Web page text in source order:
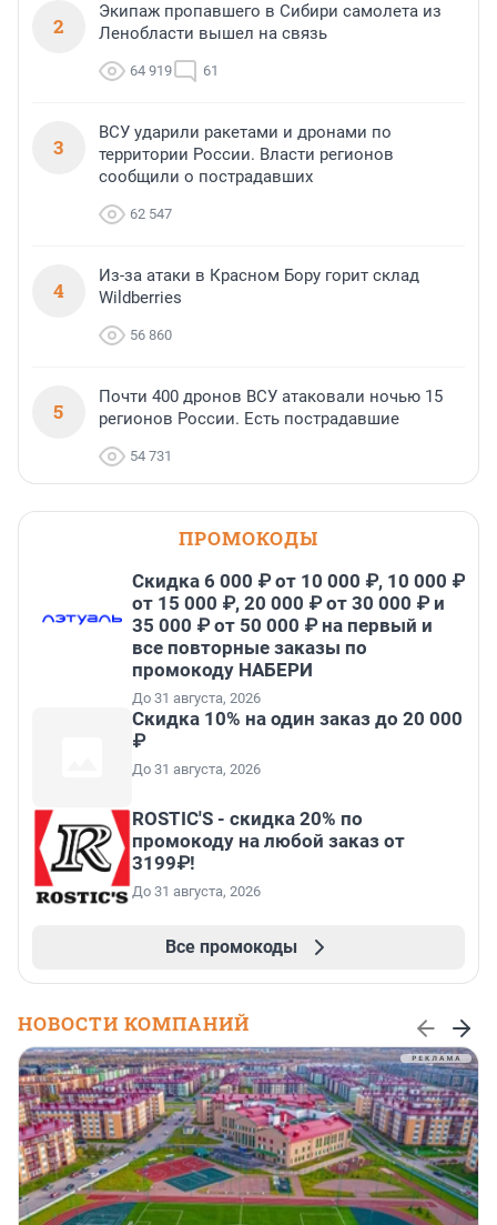
2
Экипаж пропавшего в Сибири самолета из
Ленобласти вышел на связь
64 919 61
3
ВСУ ударили ракетами и дронами по
территории России. Власти регионов
сообщили о пострадавших
62 547
4
Из-за атаки в Красном Бору горит склад
Wildberries
56 860
5
Почти 400 дронов ВСУ атаковали ночью 15
регионов России. Есть пострадавшие
54 731
ПРОМОКОДЫ
Скидка 6 000 ₽ от 10 000 ₽, 10 000 ₽
от 15 000 ₽, 20 000 ₽ от 30 000 ₽ и
35 000 ₽ от 50 000 ₽ на первый и
все повторные заказы по
промокоду НАБЕРИ
До 31 августа, 2026
Скидка 10% на один заказ до 20 000
₽
До 31 августа, 2026
ROSTIC'S - скидка 20% по
промокоду на любой заказ от
3199₽!
До 31 августа, 2026
Все промокоды
НОВОСТИ КОМПАНИЙ